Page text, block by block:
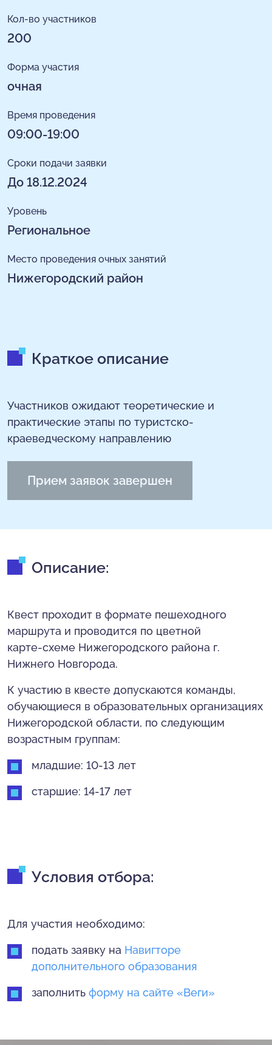
Кол-во участников
200
Форма участия
очная
Время проведения
09:00-19:00
Сроки подачи заявки
До 18.12.2024
Уровень
Региональное
Место проведения очных занятий
Нижегородский район
Краткое описание
Участников ожидают теоретические и
практические этапы по туристско-
краеведческому направлению
Прием заявок завершен
Описание:
Квест проходит в формате пешеходного
маршрута и проводится по цветной
карте-схеме Нижегородского района г.
Нижнего Новгорода.
К участию в квесте допускаются команды,
обучающиеся в образовательных организациях
Нижегородской области, по следующим
возрастным группам:
младшие: 10-13 лет
старшие: 14-17 лет
Условия отбора:
Для участия необходимо:
подать заявку на Навигторе
дополнительного образования
заполнить форму на сайте «Веги»